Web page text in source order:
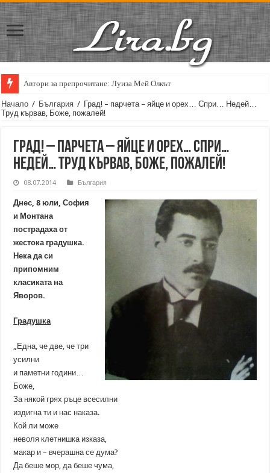
Автори за препрочитане: Луиза Мей Олкът
Кирил Кадийски: „Плачът на големия поет винаги е и сила, и
Начало / България / Град! – парчета – яйце и орех… Спри… Недей…
Труд кървав, Боже, пожалей!
Град! – парчета – яйце и орех… Спри…
Недей… Труд кървав, Боже, пожалей!
08.07.2014 България
Днес, 8 юли, София
и Монтана
пострадаха от
жестока градушка.
Нека да си
припомним
класиката на
Яворов.
Градушка
„Една, че две, че три
усилни
и паметни години…
Боже,
За някой грях ръце всесилни
издигна ти и нас наказа.
Кой ли може
неволя клетнишка изказа,
макар и – вчерашна се дума?
Да беше мор, да беше чума,